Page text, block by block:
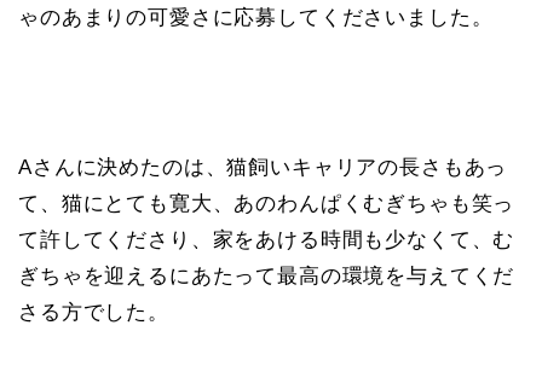
ゃのあまりの可愛さに応募してくださいました。
Aさんに決めたのは、猫飼いキャリアの長さもあっ
て、猫にとても寛大、あのわんぱくむぎちゃも笑っ
て許してくださり、家をあける時間も少なくて、む
ぎちゃを迎えるにあたって最高の環境を与えてくだ
さる方でした。